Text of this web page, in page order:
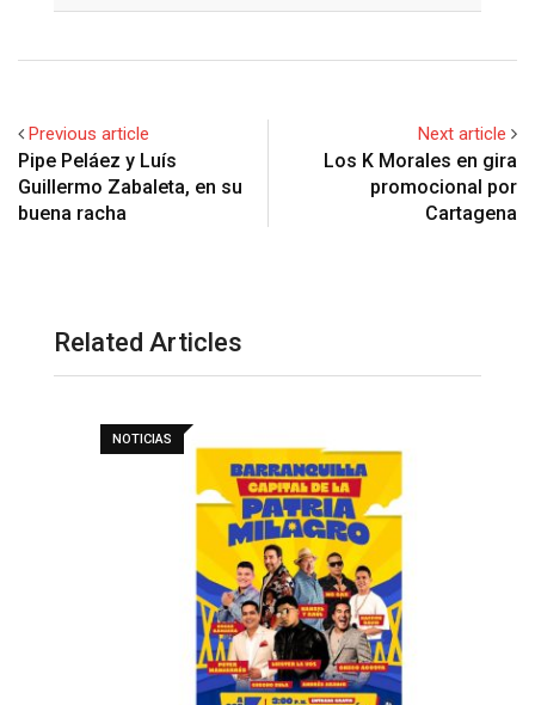
Previous article
Pipe Peláez y Luís
Guillermo Zabaleta, en su
buena racha
Next article
Los K Morales en gira
promocional por
Cartagena
Related Articles
NOTICIAS